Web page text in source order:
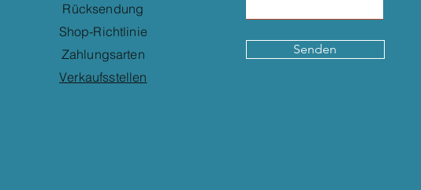
Rücksendung
Shop-Richtlinie
Zahlungsarten
Verkaufsstellen
Senden